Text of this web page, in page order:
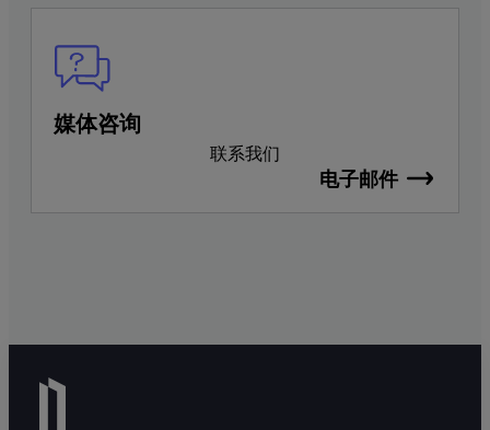
媒体咨询
联系我们
电子邮件